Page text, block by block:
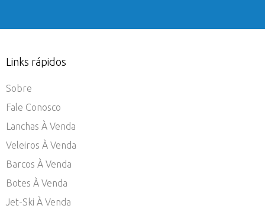
Links rápidos
Sobre
Fale Conosco
Lanchas À Venda
Veleiros À Venda
Barcos À Venda
Botes À Venda
Jet-Ski À Venda